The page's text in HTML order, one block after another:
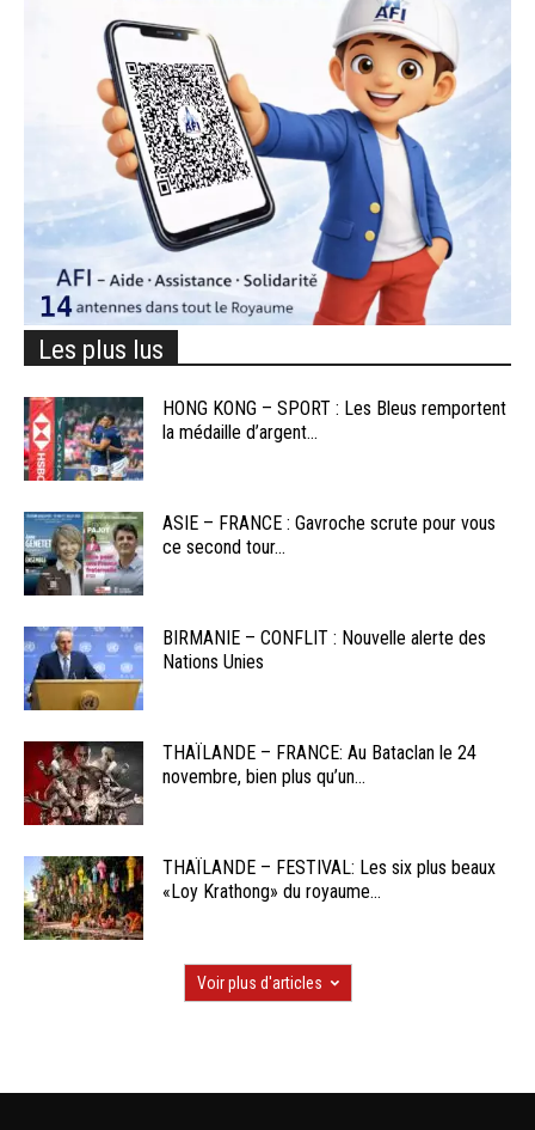
Les plus lus
HONG KONG – SPORT : Les Bleus remportent
la médaille d’argent...
ASIE – FRANCE : Gavroche scrute pour vous
ce second tour...
BIRMANIE – CONFLIT : Nouvelle alerte des
Nations Unies
THAÏLANDE – FRANCE: Au Bataclan le 24
novembre, bien plus qu’un...
THAÏLANDE – FESTIVAL: Les six plus beaux
«Loy Krathong» du royaume...
Voir plus d'articles